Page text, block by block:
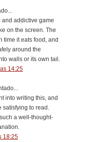
and addictive game
on the screen. The
time it eats food, and
around the
walls or its own tail.
14:25
into writing this, and
satisfying to read.
a well-thought-
18:25